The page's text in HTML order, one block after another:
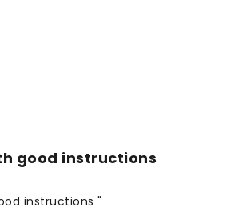
good instructions
instructions "